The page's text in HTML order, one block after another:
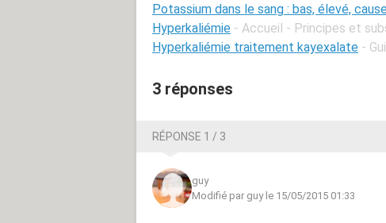
Potassium dans le sang : bas, élevé,
Hyperkaliémie - Accueil - Principes et
Hyperkaliémie traitement kayexalate -
3 réponses
RÉPONSE 1 / 3
guy
Modifié par guy le 15/05/2015 01:33